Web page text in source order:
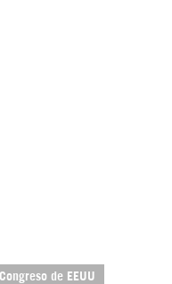
Congreso de EEUU